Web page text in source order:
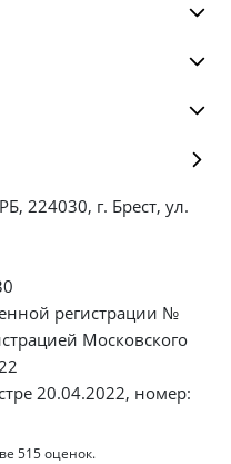
224030, г. Брест, ул.
регистрации №
Московского
20.04.2022, номер:
515оценок.